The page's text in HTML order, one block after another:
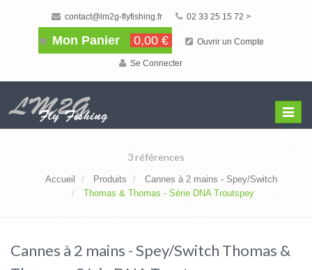
contact@lm2g-flyfishing.fr 02 33 25 15 72 >
Mon Panier 0,00 € Ouvrir un Compte
Se Connecter
Menu
3 références
Accueil Produits
Cannes à 2 mains - Spey/Switch
Thomas & Thomas - Série DNA Troutspey
Cannes à 2 mains - Spey/Switch Thomas &